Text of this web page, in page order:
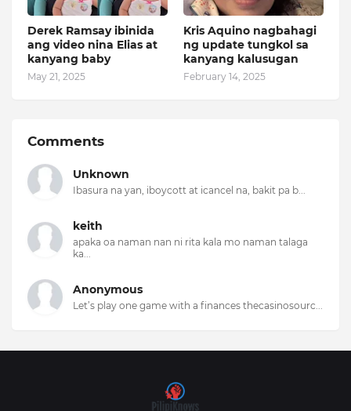
Derek Ramsay ibinida
ang video nina Elias at
kanyang baby
May 21, 2025
Kris Aquino nagbahagi
ng update tungkol sa
kanyang kalusugan
February 14, 2025
Comments
Unknown
Ibasura na yan, iboycott at icancel na, bakit pa b...
keith
apaka oa naman nan ni rita kala mo naman talaga
ka...
Anonymous
Let’s play one game with a finances thecasinosourc...